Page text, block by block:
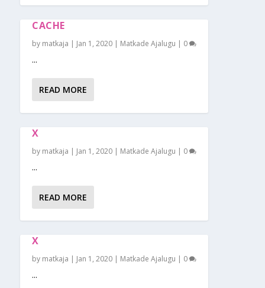
CACHE
by matkaja | Jan 1, 2020 | Matkade Ajalugu | 0
...
READ MORE
X
by matkaja | Jan 1, 2020 | Matkade Ajalugu | 0
...
READ MORE
X
by matkaja | Jan 1, 2020 | Matkade Ajalugu | 0
...